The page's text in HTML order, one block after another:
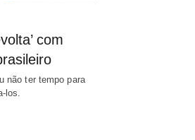
com
não ter tempo para
los.